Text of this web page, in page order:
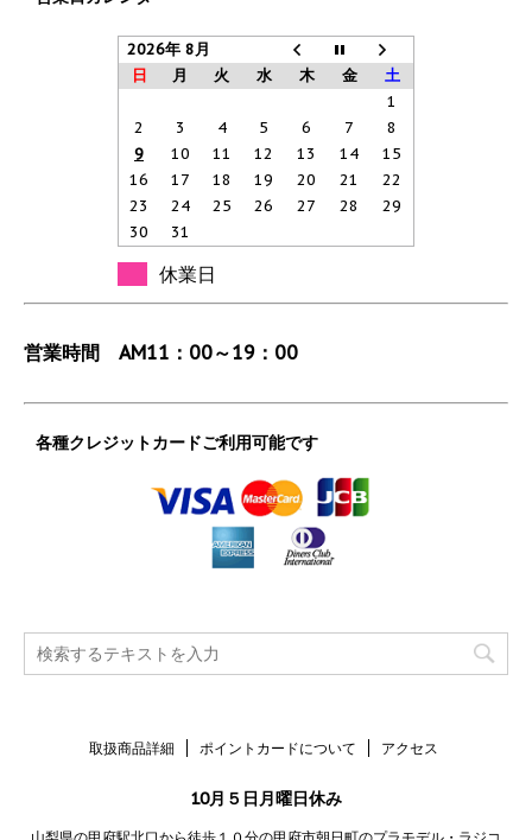
2026年 8月
日
月 火 水 木 金
土
1
2
3 4 5 6 7
8
9
10 11 12 13 14
15
16
17 18 19 20 21
22
23
24 25 26 27 28
29
30
31
休業日
営業時間 AM11：00～19：00
各種クレジットカードご利用可能です
取扱商品詳細 ポイントカードについて アクセス
10月５日月曜日休み